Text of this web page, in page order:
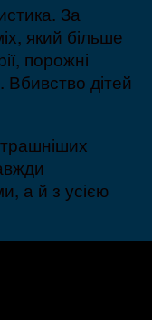
За
який більше
порожні
Вбивство дітей
а й з усією